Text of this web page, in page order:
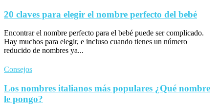
20 claves para elegir el nombre perfecto del bebé
Encontrar el nombre perfecto para el bebé puede ser complicado.
Hay muchos para elegir, e incluso cuando tienes un número
reducido de nombres ya...
Consejos
Los nombres italianos más populares ¿Qué nombre
le pongo?